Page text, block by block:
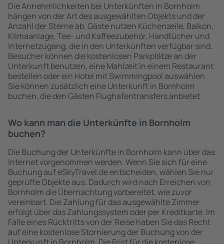
Die Annehmlichkeiten bei Unterkünften in Bornholm
hängen von der Art des ausgewählten Objekts und der
Anzahl der Sterne ab. Gäste nutzen Küchenzeile, Balkon,
Klimaanlage, Tee- und Kaffeezubehör, Handtücher und
Internetzugang, die in den Unterkünften verfügbar sind.
Besucher können die kostenlosen Parkplätze an der
Unterkunft benutzen, eine Mahlzeit in einem Restaurant
bestellen oder ein Hotel mit Swimmingpool auswählen.
Sie können zusätzlich eine Unterkunft in Bornholm
buchen, die den Gästen Flughafentransfers anbietet.
Wo kann man die Unterkünfte in Bornholm
buchen?
Die Buchung der Unterkünfte in Bornholm kann über das
Internet vorgenommen werden. Wenn Sie sich für eine
Buchung auf eSkyTravel.de entscheiden, wählen Sie nur
geprüfte Objekte aus. Dadurch wird nach Erreichen von
Bornholm die Übernachtung vorbereitet, wie zuvor
vereinbart. Die Zahlung für das ausgewählte Zimmer
erfolgt über das Zahlungssystem oder per Kreditkarte. Im
Falle eines Rücktritts von der Reise haben Sie das Recht
auf eine kostenlose Stornierung der Buchung von der